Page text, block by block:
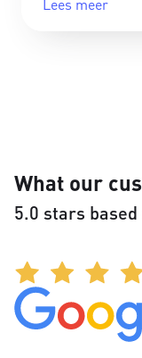
Lees meer
What our
5.0 stars based